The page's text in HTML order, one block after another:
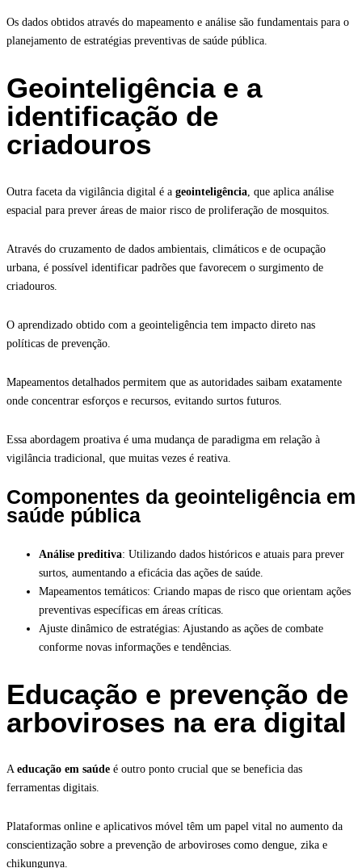
Os dados obtidos através do mapeamento e análise são fundamentais para o
planejamento de estratégias preventivas de saúde pública.
Geointeligência e a
identificação de
criadouros
Outra faceta da vigilância digital é a geointeligência , que aplica análise
espacial para prever áreas de maior risco de proliferação de mosquitos.
Através do cruzamento de dados ambientais, climáticos e de ocupação
urbana, é possível identificar padrões que favorecem o surgimento de
criadouros.
O aprendizado obtido com a geointeligência tem impacto direto nas
políticas de prevenção.
Mapeamentos detalhados permitem que as autoridades saibam exatamente
onde concentrar esforços e recursos, evitando surtos futuros.
Essa abordagem proativa é uma mudança de paradigma em relação à
vigilância tradicional, que muitas vezes é reativa.
Componentes da geointeligência em
saúde pública
Análise preditiva: Utilizando dados históricos e atuais para prever
surtos, aumentando a eficácia das ações de saúde.
Mapeamentos temáticos: Criando mapas de risco que orientam ações
preventivas específicas em áreas críticas.
Ajuste dinâmico de estratégias: Ajustando as ações de combate
conforme novas informações e tendências.
Educação e prevenção de
arboviroses na era digital
A educação em saúde é outro ponto crucial que se beneficia das
ferramentas digitais.
Plataformas online e aplicativos móvel têm um papel vital no aumento da
conscientização sobre a prevenção de arboviroses como dengue, zika e
chikungunya.